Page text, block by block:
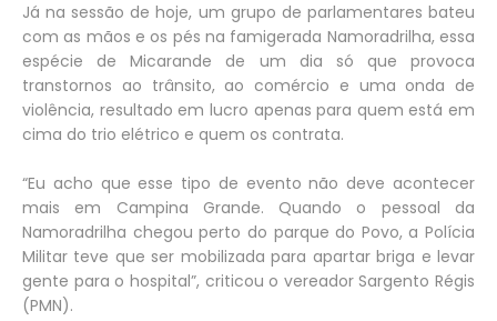
Já na sessão de hoje, um grupo de parlamentares bateu
com as mãos e os pés na famigerada Namoradrilha, essa
espécie de Micarande de um dia só que provoca
transtornos ao trânsito, ao comércio e uma onda de
violência, resultado em lucro apenas para quem está em
cima do trio elétrico e quem os contrata.
“Eu acho que esse tipo de evento não deve acontecer
mais em Campina Grande. Quando o pessoal da
Namoradrilha chegou perto do parque do Povo, a Polícia
Militar teve que ser mobilizada para apartar briga e levar
gente para o hospital”, criticou o vereador Sargento Régis
(PMN).